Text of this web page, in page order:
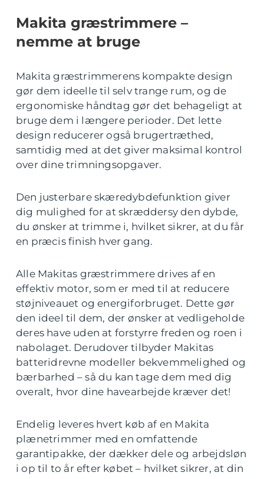
Makita græstrimmere –
nemme at bruge
Makita græstrimmerens kompakte design
gør dem ideelle til selv trange rum, og de
ergonomiske håndtag gør det behageligt at
bruge dem i længere perioder. Det lette
design reducerer også brugertræthed,
samtidig med at det giver maksimal kontrol
over dine trimningsopgaver.
Den justerbare skæredybdefunktion giver
dig mulighed for at skræddersy den dybde,
du ønsker at trimme i, hvilket sikrer, at du får
en præcis finish hver gang.
Alle Makitas græstrimmere drives af en
effektiv motor, som er med til at reducere
støjniveauet og energiforbruget. Dette gør
den ideel til dem, der ønsker at vedligeholde
deres have uden at forstyrre freden og roen i
nabolaget. Derudover tilbyder Makitas
batteridrevne modeller bekvemmelighed og
bærbarhed – så du kan tage dem med dig
overalt, hvor dine havearbejde kræver det!
Endelig leveres hvert køb af en Makita
plænetrimmer med en omfattende
garantipakke, der dækker dele og arbejdsløn
i op til to år efter købet – hvilket sikrer, at din